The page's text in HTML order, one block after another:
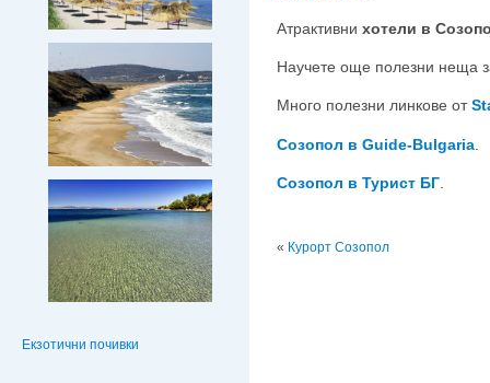
Екзотични почивки
Атрактивни хотели в
Научете още полезни неща
Много полезни линкове от
Созопол в Guide-Bulgaria
Созопол в Турист БГ
« Курорт Созопол